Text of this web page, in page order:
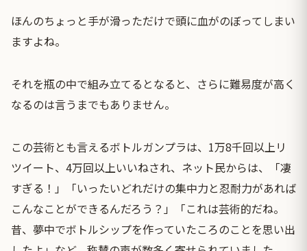
ほんのちょっと手が滑っただけで頭に血がのぼってしまい
ますよね。
それを瓶の中で組み立てるとなると、さらに難易度が高く
なるのは言うまでもありません。
この芸術とも言えるボトルガンプラは、1万8千回以上リ
ツイート、4万回以上いいねされ、ネット民からは、「凄
すぎる！」「いったいどれだけの集中力と忍耐力があれば
こんなことができるんだろう？」「これは芸術的だね。
昔、夢中でボトルシップを作っていたころのことを思い出